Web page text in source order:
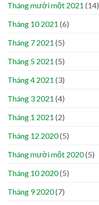
Tháng mười một 2021 (14)
Tháng 10 2021 (6)
Tháng 7 2021 (5)
Tháng 5 2021 (5)
Tháng 4 2021 (3)
Tháng 3 2021 (4)
Tháng 1 2021 (2)
Tháng 12 2020(5)
Tháng mười một 2020(5)
Tháng 10 2020(5)
Tháng 9 2020(7)